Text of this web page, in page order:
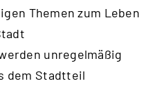
Themen zum Leben
unregelmäßig
dem Stadtteil